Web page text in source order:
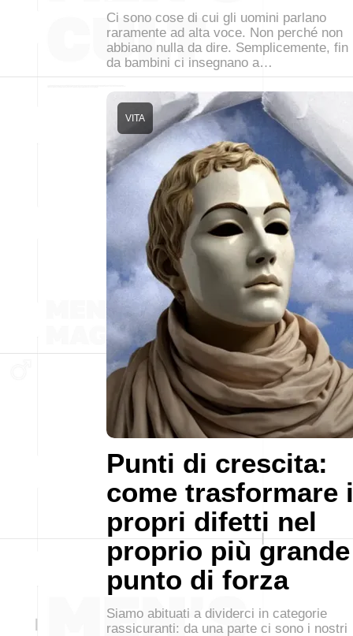
Ci sono cose di cui gli uomini parlano
raramente ad alta voce. Non perché non
abbiano nulla da dire. Semplicemente, fin
da bambini ci insegnano a…
Punti di crescita:
come trasformare i
propri difetti nel
proprio più grande
punto di forza
VITA
Siamo abituati a dividerci in categorie
rassicuranti: da una parte ci sono i nostri